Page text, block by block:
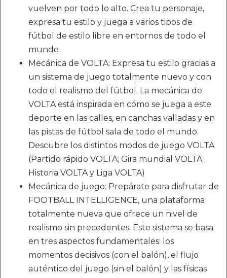
vuelven por todo lo alto. Crea tu personaje,
expresa tu estilo y juega a varios tipos de
fútbol de estilo libre en entornos de todo el
mundo
Mecánica de VOLTA: Expresa tu estilo gracias a
un sistema de juego totalmente nuevo y con
todo el realismo del fútbol. La mecánica de
VOLTA está inspirada en cómo se juega a este
deporte en las calles, en canchas valladas y en
las pistas de fútbol sala de todo el mundo.
Descubre los distintos modos de juego VOLTA
(Partido rápido VOLTA; Gira mundial VOLTA;
Historia VOLTA y Liga VOLTA)
Mecánica de juego: Prepárate para disfrutar de
FOOTBALL INTELLIGENCE, una plataforma
totalmente nueva que ofrece un nivel de
realismo sin precedentes. Este sistema se basa
en tres aspectos fundamentales: los
momentos decisivos (con el balón), el flujo
auténtico del juego (sin el balón) y las físicas